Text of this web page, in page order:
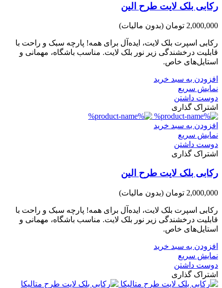
رکابی بلک لایت طرح الین
2,000,000 تومان (بدون مالیات)
رکابی اسپرت بلک لایت، ایده‌آل برای همه! پارچه سبک و راحت با
قابلیت درخشندگی زیر نور بلک لایت. مناسب باشگاه، مهمانی و
استایل‌های خاص.
افزودن به سبد خرید
نمایش سریع
دوست داشتن
اشتراک گذاری
افزودن به سبد خرید
نمایش سریع
دوست داشتن
اشتراک گذاری
رکابی بلک لایت طرح الین
2,000,000 تومان (بدون مالیات)
رکابی اسپرت بلک لایت، ایده‌آل برای همه! پارچه سبک و راحت با
قابلیت درخشندگی زیر نور بلک لایت. مناسب باشگاه، مهمانی و
استایل‌های خاص.
افزودن به سبد خرید
نمایش سریع
دوست داشتن
اشتراک گذاری